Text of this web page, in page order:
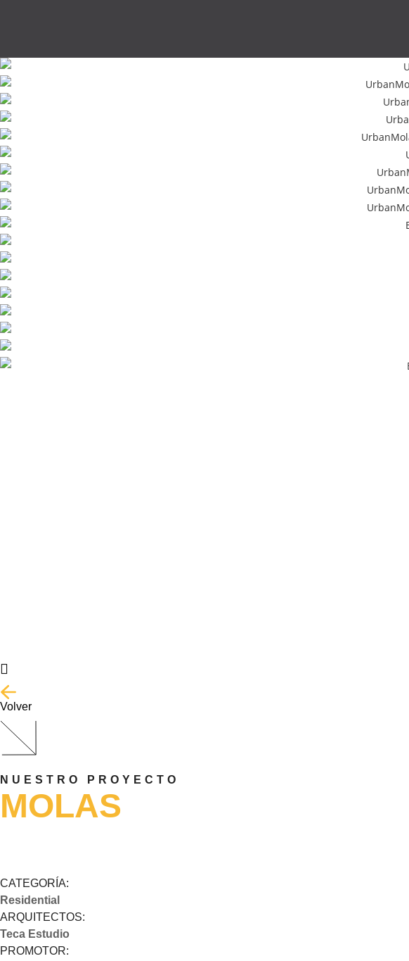
Volver
NUESTRO PROYECTO
MOLAS
CATEGORÍA:
Residential
ARQUITECTOS:
Teca Estudio
PROMOTOR: